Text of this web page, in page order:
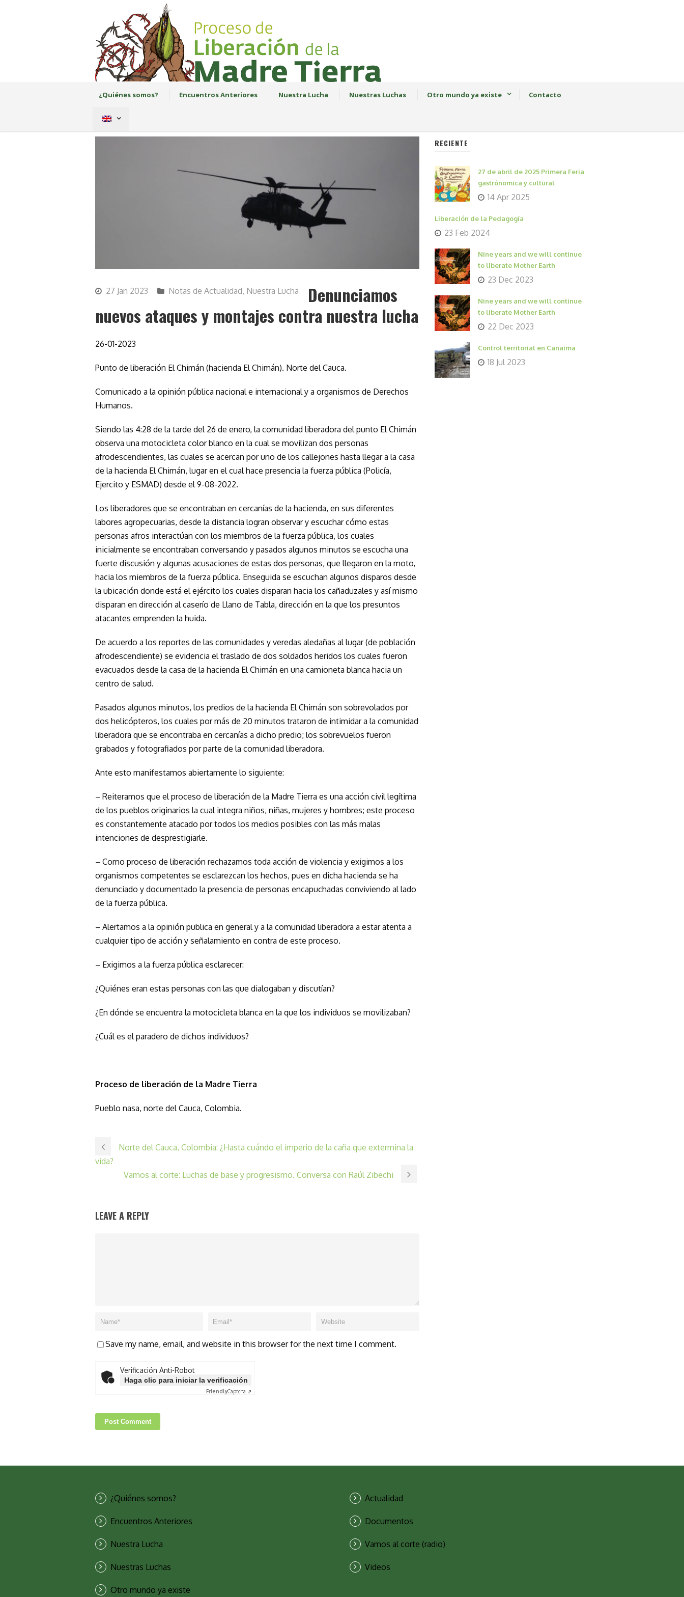
¿Quiénes somos? Encuentros Anteriores Nuestra Lucha Nuestras Luchas Otro mundo ya existe Contacto
27 Jan 2023 Notas de Actualidad, Nuestra Lucha
Denunciamos
nuevos ataques y montajes contra nuestra lucha
26-01-2023
Punto de liberación El Chimán (hacienda El Chimán). Norte del Cauca.
Comunicado a la opinión pública nacional e internacional y a organismos de Derechos
Humanos.
Siendo las 4:28 de la tarde del 26 de enero, la comunidad liberadora del punto El Chimán
observa una motocicleta color blanco en la cual se movilizan dos personas
afrodescendientes, las cuales se acercan por uno de los callejones hasta llegar a la casa
de la hacienda El Chimán, lugar en el cual hace presencia la fuerza pública (Policía,
Ejercito y ESMAD) desde el 9-08-2022.
Los liberadores que se encontraban en cercanías de la hacienda, en sus diferentes
labores agropecuarias, desde la distancia logran observar y escuchar cómo estas
personas afros interactúan con los miembros de la fuerza pública, los cuales
inicialmente se encontraban conversando y pasados algunos minutos se escucha una
fuerte discusión y algunas acusaciones de estas dos personas, que llegaron en la moto,
hacia los miembros de la fuerza pública. Enseguida se escuchan algunos disparos desde
la ubicación donde está el ejército los cuales disparan hacia los cañaduzales y así mismo
disparan en dirección al caserío de Llano de Tabla, dirección en la que los presuntos
atacantes emprenden la huida.
De acuerdo a los reportes de las comunidades y veredas aledañas al lugar (de población
afrodescendiente) se evidencia el traslado de dos soldados heridos los cuales fueron
evacuados desde la casa de la hacienda El Chimán en una camioneta blanca hacia un
centro de salud.
Pasados algunos minutos, los predios de la hacienda El Chimán son sobrevolados por
dos helicópteros, los cuales por más de 20 minutos trataron de intimidar a la comunidad
liberadora que se encontraba en cercanías a dicho predio; los sobrevuelos fueron
grabados y fotografiados por parte de la comunidad liberadora.
Ante esto manifestamos abiertamente lo siguiente:
– Reiteramos que el proceso de liberación de la Madre Tierra es una acción civil legítima
de los pueblos originarios la cual integra niños, niñas, mujeres y hombres; este proceso
es constantemente atacado por todos los medios posibles con las más malas
intenciones de desprestigiarle.
– Como proceso de liberación rechazamos toda acción de violencia y exigimos a los
organismos competentes se esclarezcan los hechos, pues en dicha hacienda se ha
denunciado y documentado la presencia de personas encapuchadas conviviendo al lado
de la fuerza pública.
– Alertamos a la opinión publica en general y a la comunidad liberadora a estar atenta a
cualquier tipo de acción y señalamiento en contra de este proceso.
– Exigimos a la fuerza pública esclarecer:
¿Quiénes eran estas personas con las que dialogaban y discutían?
¿En dónde se encuentra la motocicleta blanca en la que los individuos se movilizaban?
¿Cuál es el paradero de dichos individuos?
Proceso de liberación de la Madre Tierra
Pueblo nasa, norte del Cauca, Colombia.
Norte del Cauca, Colombia: ¿Hasta cuándo el imperio de la caña que extermina la
vida?
Vamos al corte: Luchas de base y progresismo. Conversa con Raúl Zibechi
LEAVE A REPLY
Save my name, email, and website in this browser for the next time I comment.
Verificación Anti-Robot
Haga clic para iniciar la verificación
FriendlyCaptcha ⇗
RECIENTE
27 de abril de 2025 Primera Feria
gastrónomica y cultural
14 Apr 2025
Liberación de la Pedagogía
23 Feb 2024
Nine years and we will continue
to liberate Mother Earth
23 Dec 2023
Nine years and we will continue
to liberate Mother Earth
22 Dec 2023
Control territorial en Canaima
18 Jul 2023
¿Quiénes somos?
Encuentros Anteriores
Nuestra Lucha
Nuestras Luchas
Otro mundo ya existe
Actualidad
Documentos
Vamos al corte (radio)
Videos